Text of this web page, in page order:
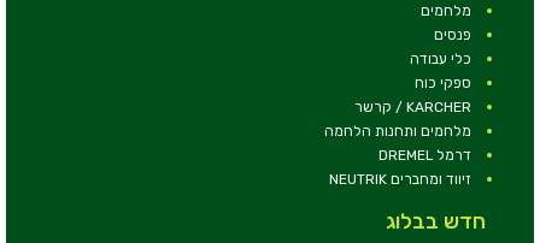
מלחמים
פנסים
כלי עבודה
ספקי כוח
KARCHER / קרשר
מלחמים ותחנות הלחמה
דרמל DREMEL
זיווד ומחברים NEUTRIK
חדש בבלוג